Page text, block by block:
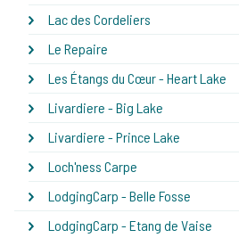
Lac des Cordeliers
Le Repaire
Les Étangs du Cœur - Heart Lake
Livardiere - Big Lake
Livardiere - Prince Lake
Loch'ness Carpe
LodgingCarp - Belle Fosse
LodgingCarp - Etang de Vaise